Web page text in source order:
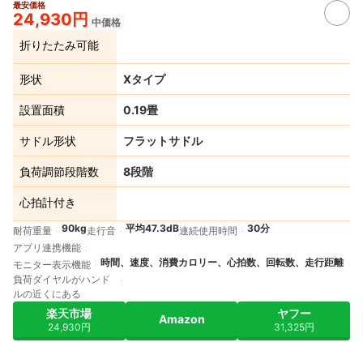
最安価格
24,930円 中価格
折りたたみ可能
形状 Xタイプ
設置面積 0.19畳
サドル形状 フラットサドル
負荷調節段階数 8段階
心拍計付き
耐荷重量 90kg走行音 平均47.3dB連続使用時間
30分
アプリ連携機能
モニター表示機能
時間、速度、消費カロリー、心拍数、回転数、走行距離
負荷ダイヤルがハンド
ルの近くにある
楽天市場
24,930円
Amazon ヤフー
31,325円